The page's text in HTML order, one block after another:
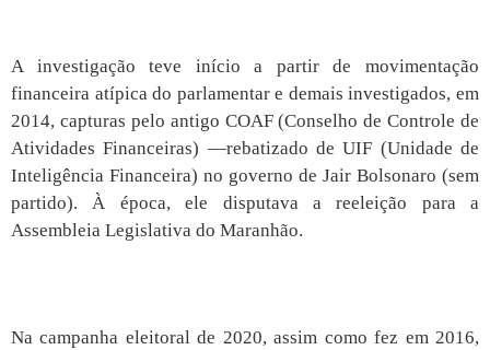
A investigação teve início a partir de movimentação
financeira atípica do parlamentar e demais investigados, em
2014, capturas pelo antigo COAF (Conselho de Controle de
Atividades Financeiras) —rebatizado de UIF (Unidade de
Inteligência Financeira) no governo de Jair Bolsonaro (sem
partido). À época, ele disputava a reeleição para a
Assembleia Legislativa do Maranhão.
Na campanha eleitoral de 2020, assim como fez em 2016,